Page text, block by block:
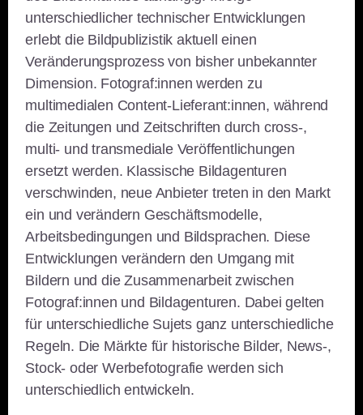
unterschiedlicher technischer Entwicklungen
erlebt die Bildpublizistik aktuell einen
Veränderungsprozess von bisher unbekannter
Dimension. Fotograf:innen werden zu
multimedialen Content-Lieferant:innen, während
die Zeitungen und Zeitschriften durch cross-,
multi- und transmediale Veröffentlichungen
ersetzt werden. Klassische Bildagenturen
verschwinden, neue Anbieter treten in den Markt
ein und verändern Geschäftsmodelle,
Arbeitsbedingungen und Bildsprachen. Diese
Entwicklungen verändern den Umgang mit
Bildern und die Zusammenarbeit zwischen
Fotograf:innen und Bildagenturen. Dabei gelten
für unterschiedliche Sujets ganz unterschiedliche
Regeln. Die Märkte für historische Bilder, News-,
Stock- oder Werbefotografie werden sich
unterschiedlich entwickeln.